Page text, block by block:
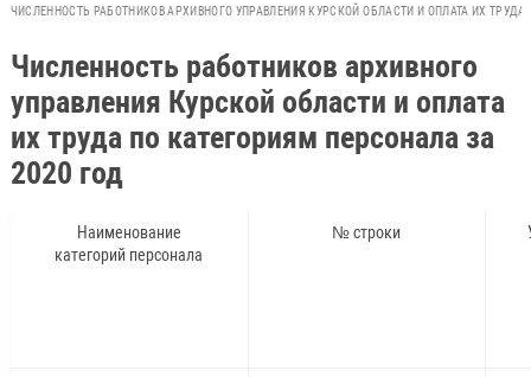
ЧИСЛЕННОСТЬ РАБОТНИКОВ АРХИВНОГО УПРАВЛЕНИЯ КУРСКОЙ ОБЛАСТИ И ОПЛАТА ИХ
Численность работников архивного
управления Курской области и оплата
их труда по категориям персонала за
2020 год
Наименование
категорий персонала
№ строки